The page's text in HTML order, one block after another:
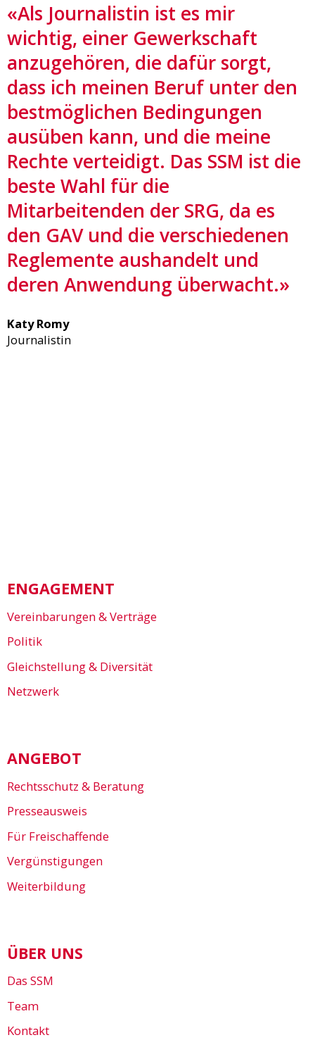
«Als Journalistin ist es mir
wichtig, einer Gewerkschaft
anzugehören, die dafür sorgt,
dass ich meinen Beruf unter den
bestmöglichen Bedingungen
ausüben kann, und die meine
Rechte verteidigt. Das SSM ist die
beste Wahl für die
Mitarbeitenden der SRG, da es
den GAV und die verschiedenen
Reglemente aushandelt und
deren Anwendung überwacht.»
Katy Romy
Journalistin
ENGAGEMENT
Vereinbarungen & Verträge
Politik
Gleichstellung & Diversität
Netzwerk
ANGEBOT
Rechtsschutz & Beratung
Presseausweis
Für Freischaffende
Vergünstigungen
Weiterbildung
ÜBER UNS
Das SSM
Team
Kontakt